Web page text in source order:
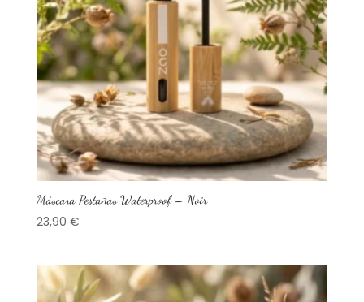
Máscara Pestañas Waterproof – Noir
23,90 €